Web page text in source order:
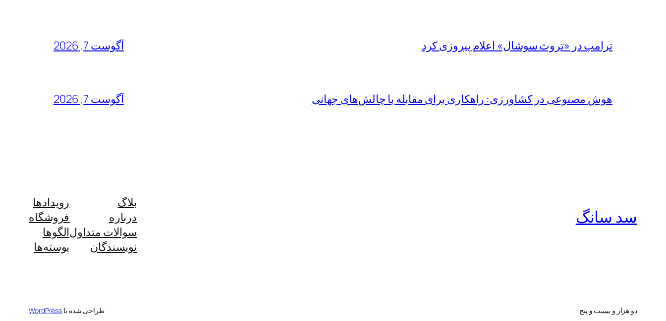
ترامپ در «تروث سوشال» اعلام پیروزی کرد آگوست 7, 2026
هوش مصنوعی در کشاورزی: راهکاری برای مقابله با چالش‌های جهانی آگوست 7, 2026
سد سانگ
بلاگ
درباره
سوالات متداول
نویسندگان
رویدادها
فروشگاه
الگوها
پوسته‌ها
دو هزار و بیست و پنج طراحی شده با WordPress